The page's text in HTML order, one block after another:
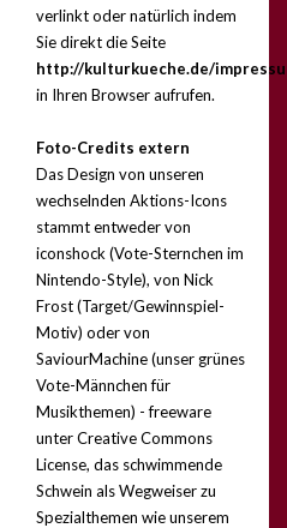
verlinktoder natürlich indem
Sie direkt die Seite
http://kulturkueche.de/
in Ihren Browser aufrufen.
Foto-Credits extern
Das Design von unseren
wechselnden Aktions-Icons
stammt entweder von
iconshock (Vote-Sternchen im
Nintendo-Style), von Nick
Frost (Target/Gewinnspiel-
Motiv) oder von
SaviourMachine (unser grünes
Vote-Männchen für
Musikthemen) - freeware
unter Creative Commons
License, das schwimmende
Schwein als Wegweiser zu
Spezialthemen wie unserem